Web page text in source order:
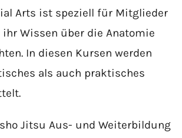
Arts ist speziell für Mitglieder
Wissen über die Anatomie
In diesen Kursen werden
als auch praktisches
Jitsu Aus- und Weiterbildung